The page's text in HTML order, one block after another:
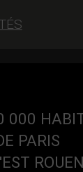
000
PARIS